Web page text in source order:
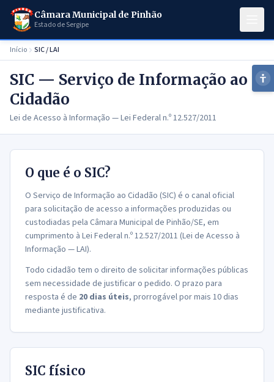
Ir para o conteúdo principal
Câmara Municipal de Pinhão
Estado de Sergipe
Início SIC / LAI
SIC — Serviço de Informação ao
Cidadão
Lei de Acesso à Informação — Lei Federal n.º 12.527/2011
O que é o SIC?
O Serviço de Informação ao Cidadão (SIC) é o canal oficial
para solicitação de acesso a informações produzidas ou
custodiadas pela Câmara Municipal de Pinhão/SE, em
cumprimento à Lei Federal n.º 12.527/2011 (Lei de Acesso à
Informação — LAI).
Todo cidadão tem o direito de solicitar informações públicas
sem necessidade de justificar o pedido. O prazo para
resposta é de 20 dias úteis, prorrogável por mais 10 dias
mediante justificativa.
SIC físico